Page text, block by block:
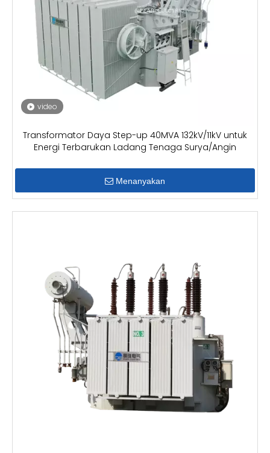
video
Transformator Daya Step-up 40MVA 132kV/11kV untuk
Energi Terbarukan Ladang Tenaga Surya/Angin
Menanyakan